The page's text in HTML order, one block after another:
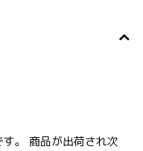
。 商品が出荷され次